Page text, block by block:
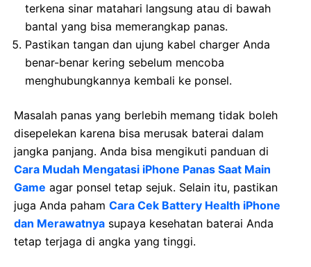
terkena sinar matahari langsung atau di bawah
bantal yang bisa memerangkap panas.
Pastikan tangan dan ujung kabel charger Anda
benar-benar kering sebelum mencoba
menghubungkannya kembali ke ponsel.
Masalah panas yang berlebih memang tidak boleh
disepelekan karena bisa merusak baterai dalam
jangka panjang. Anda bisa mengikuti panduan di
Cara Mudah Mengatasi iPhone Panas Saat Main
Game agar ponsel tetap sejuk. Selain itu, pastikan
juga Anda paham Cara Cek Battery Health iPhone
dan Merawatnya supaya kesehatan baterai Anda
tetap terjaga di angka yang tinggi.